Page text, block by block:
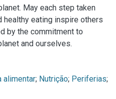
May each step taken
healthy eating inspire others
by the commitment to
and ourselves.
alimentar; Nutrição; Periferias;